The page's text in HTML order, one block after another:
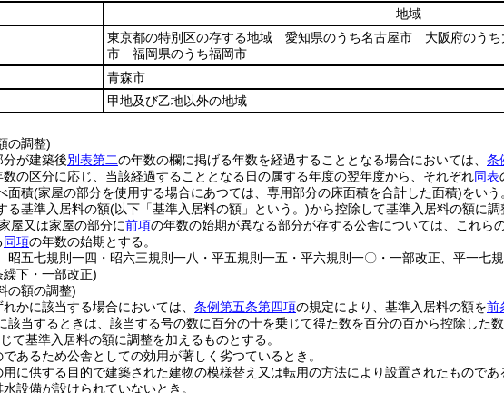
地域
東京都の特別区の存する地域 愛知県のうち名古屋市 大阪府のう
市 福岡県のうち福岡市
青森市
甲地及び乙地以外の地域
の調整)
が建築後別表第二の年数の欄に掲げる年数を経過することとなる場合においては、 条
の区分に応じ、当該経過することとなる日の属する年度の翌年度から、それぞれ同表
面積(家屋の部分を使用する場合にあつては、専用部分の床面積を合計した面積)をいう
る基準入居料の額(以下「基準入居料の額」という。)から控除して基準入居料の額に調
屋又は家屋の部分に前項の年数の始期が異なる部分が存する公舎については、これら
同項の年数の始期とする。
昭五七規則一四・昭六三規則一八・平五規則一五・平六規則一〇・一部改正、平一七
下・一部改正)
の額の調整)
かに該当する場合においては、 条例第五条第四項の規定により、基準入居料の額を前
該当するときは、該当する号の数に百分の十を乗じて得た数を百分の百から控除した数
て基準入居料の額に調整を加えるものとする。
あるため公舎としての効用が著しく劣つているとき。
に供する目的で建築された建物の模様替え又は転用の方法により設置されたものであ
設備が設けられていないとき。